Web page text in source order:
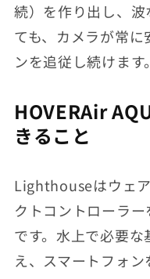
続）を作り出し、
ても、カメラが常
ンを追従し続けます。
HOVERAir
きること
Lighthouseはウェ
クトコントローラ
です。水上で必要
え、スマートフォン